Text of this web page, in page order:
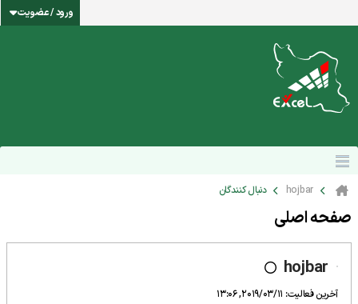
ورود / عضویت
hojbar دنبال کنندگان
صفحه اصلی
hojbar
آخرین فعالیت: 2019/03/11, 13:06